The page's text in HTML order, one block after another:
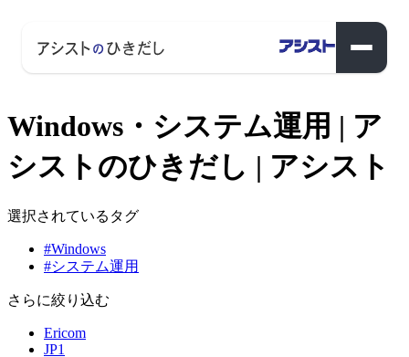
Windows・システム運用 | ア
シストのひきだし | アシスト
選択されているタグ
#Windows
#システム運用
さらに絞り込む
Ericom
JP1